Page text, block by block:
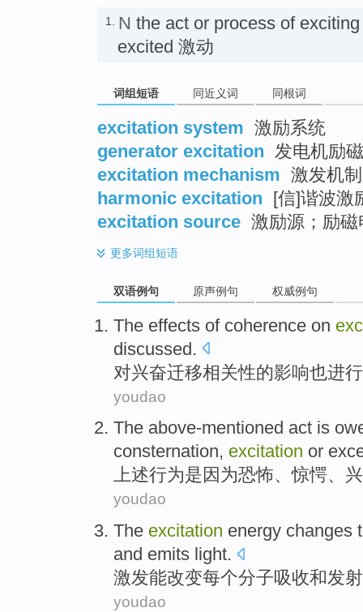
1. N the act or process of
excited 激动
词组短语 同近义词 同根词
excitation system 激励系统
generator excitation 发电机励磁
excitation mechanism 激发机制
harmonic excitation [信]谐波激
excitation source 激励源；励磁
更多词组短语
双语例句 原声例句 权威例句
The effects of coherence on
discussed.
对兴奋迁移相关性的影响也进
youdao
The above-mentioned act is
consternation, excitation or
上述行为是因为恐怖、惊愕、
youdao
The excitation energy changes
and emits light.
激发能改变每个分子吸收和发射
youdao